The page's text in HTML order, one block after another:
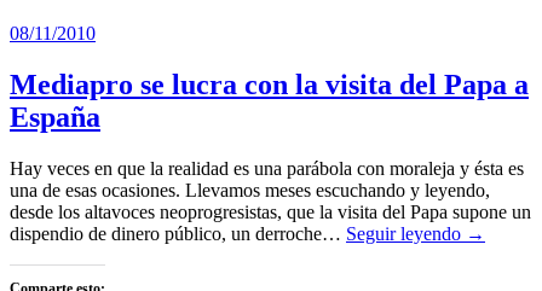
08/11/2010
Mediapro se lucra con la visita del Papa a
España
Hay veces en que la realidad es una parábola con moraleja y ésta es
una de esas ocasiones. Llevamos meses escuchando y leyendo,
desde los altavoces neoprogresistas, que la visita del Papa supone un
dispendio de dinero público, un derroche… Seguir leyendo →